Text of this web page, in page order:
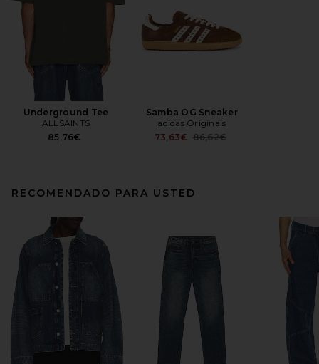
Underground Tee
ALLSAINTS
85,76€
Samba OG Sneaker
adidas Originals
73,63€ Previous price:
86,62€
RECOMENDADO PARA USTED